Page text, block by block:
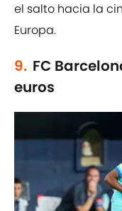
el salto hacia la
Europa.
9. FC
euros